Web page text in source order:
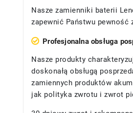
Nasze zamienniki baterii
zapewnić Państwu pewność
Profesjonalna obsługa
Nasze produkty
doskonałą obsługą
zamiennych produktów
jak polityka zwrotu i zwrot